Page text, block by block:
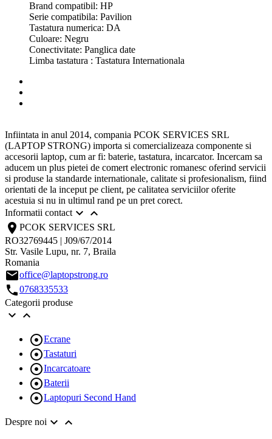
Brand compatibil: HP
Serie compatibila: Pavilion
Tastatura numerica: DA
Culoare: Negru
Conectivitate: Panglica date
Limba tastatura : Tastatura Internationala
Infiintata in anul 2014, compania PCOK SERVICES SRL
(LAPTOP STRONG) importa si comercializeaza componente si
accesorii laptop, cum ar fi: baterie, tastatura, incarcator. Incercam sa
aducem un plus pietei de comert electronic romanesc oferind servicii
si produse la standarde internationale, calitate si profesionalism, fiind
orientati de la inceput pe client, pe calitatea serviciilor oferite
acestuia si nu in ultimul rand pe un pret corect.
Informatii contact 
location_on PCOK SERVICES SRL
RO32769445 | J09/67/2014
Str. Vasile Lupu, nr. 7, Braila
Romania
emailoffice@laptopstrong.ro
call0768335533
Categorii produse
 
Ecrane
Tastaturi
Incarcatoare
Baterii
Laptopuri Second Hand
Despre noi  